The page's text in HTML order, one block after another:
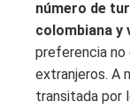
número de
colombiana y
preferencia no
extranjeros. A
transitada por